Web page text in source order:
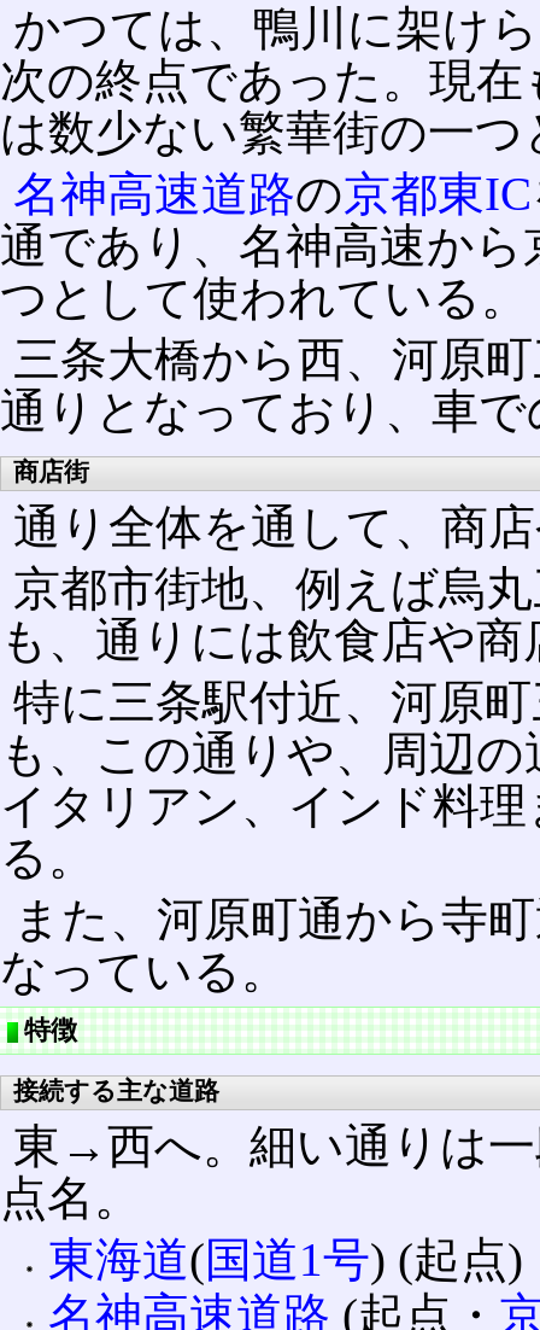
かつては、鴨川に架け
次の終点であった。現
は数少ない繁華街の一
名神高速道路の京都東IC
通であり、名神高速か
つとして使われている。
三条大橋から西、河原
通りとなっており、車
商店街
通り全体を通して、商
京都市街地、例えば烏
も、通りには飲食店や
特に三条駅付近、河原
も、この通りや、周辺
イタリアン、インド料
る。
また、河原町通から寺
なっている。
特徴
接続する主な道路
東→西へ。細い通りは
点名。
東海道(国道1号) (起点)
名神高速道路 (起点・